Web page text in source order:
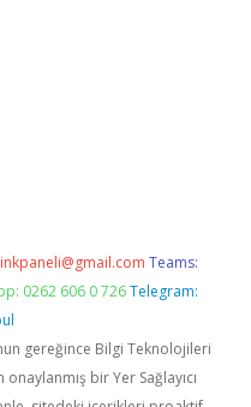
Teams:
0262 606 0 726 Telegram:
gereğince Bilgi Teknolojileri
bir Yer Sağlayıcı